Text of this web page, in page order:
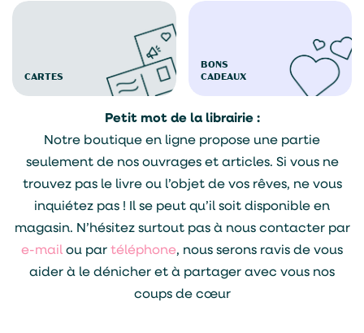
CARTES
BONS
CADEAUX
Petit mot de la librairie :
Notre boutique en ligne propose une partie
seulement de nos ouvrages et articles. Si vous ne
trouvez pas le livre ou l’objet de vos rêves, ne vous
inquiétez pas ! Il se peut qu’il soit disponible en
magasin. N’hésitez surtout pas à nous contacter par
e-mail ou par téléphone, nous serons ravis de vous
aider à le dénicher et à partager avec vous nos
coups de cœur